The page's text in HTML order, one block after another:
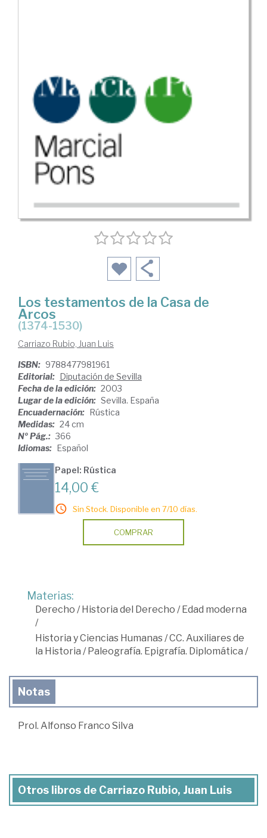
Los testamentos de la Casa de
Arcos
(1374-1530)
Carriazo Rubio, Juan Luis
ISBN: 9788477981961
Editorial: Diputación de Sevilla
Fecha de la edición: 2003
Lugar de la edición: Sevilla. España
Encuadernación: Rústica
Medidas: 24 cm
Nº Pág.: 366
Idiomas: Español
Papel: Rústica
14,00 €
Sin Stock. Disponible en 7/10 días.
COMPRAR
Materias:
Derecho /Historia del Derecho /Edad moderna
/
Historia y Ciencias Humanas/CC. Auxiliares de
la Historia /Paleografía. Epigrafía. Diplomática /
Notas
Prol. Alfonso Franco Silva
Otros libros de Carriazo Rubio, Juan Luis